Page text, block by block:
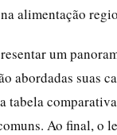
alimentação
um
abordadas suas
tabela
Ao final, o